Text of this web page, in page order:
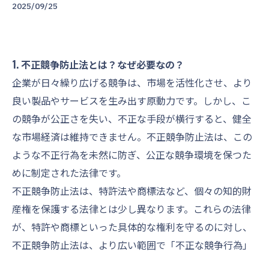
2025/09/25
1. 不正競争防止法とは？なぜ必要なの？
企業が日々繰り広げる競争は、市場を活性化させ、より
良い製品やサービスを生み出す原動力です。しかし、こ
の競争が公正さを失い、不正な手段が横行すると、健全
な市場経済は維持できません。不正競争防止法は、この
ような不正行為を未然に防ぎ、公正な競争環境を保つた
めに制定された法律です。
不正競争防止法は、特許法や商標法など、個々の知的財
産権を保護する法律とは少し異なります。これらの法律
が、特許や商標といった具体的な権利を守るのに対し、
不正競争防止法は、より広い範囲で「不正な競争行為」